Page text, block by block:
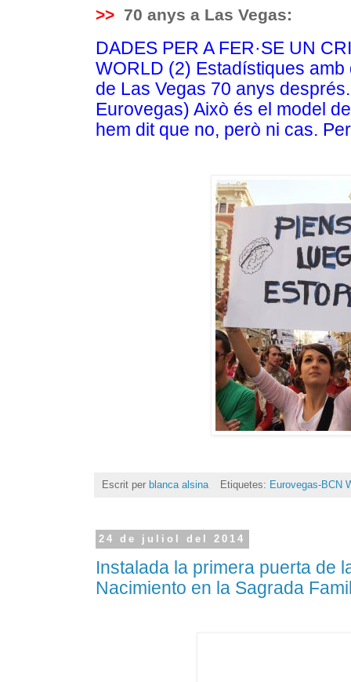
>> 70 anys a Las Vegas:
DADES PER A FER·SE UN
WORLD (2) Estadístiques
de Las Vegas 70 anys
Eurovegas) Això és el model
hem dit que no, però ni cas.
Escrit per blanca alsina Etiquetes: Eurovegas-BCN
24 de juliol del 2014
Instalada la primera puerta de
Nacimiento en la Sagrada